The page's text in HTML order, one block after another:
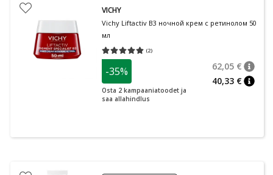
VICHY
Vichy Liftactiv B3 ночной крем с ретинолом 50
мл
(2)
Средняя оценка 5.00
-35%
Osta 2 kampaaniatoodet ja
saa allahindlus
62,05 €
40,33 €